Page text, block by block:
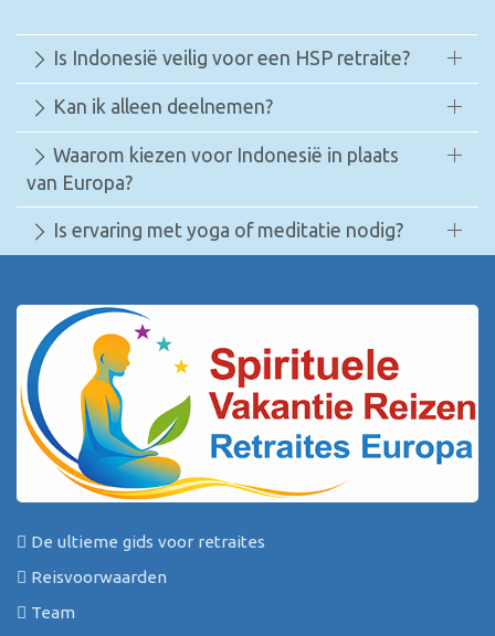
Is Indonesië veilig voor een HSP retraite?
Kan ik alleen deelnemen?
Waarom kiezen voor Indonesië in plaats
van Europa?
Is ervaring met yoga of meditatie nodig?
De ultieme gids voor retraites
Reisvoorwaarden
Team